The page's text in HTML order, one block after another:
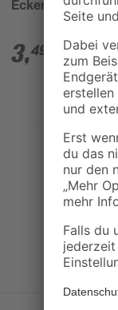
Eckenpinsel 35
3,49